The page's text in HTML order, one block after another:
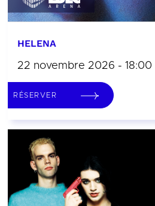
HELENA
22 novembre 2026 - 18:00
RÉSERVER